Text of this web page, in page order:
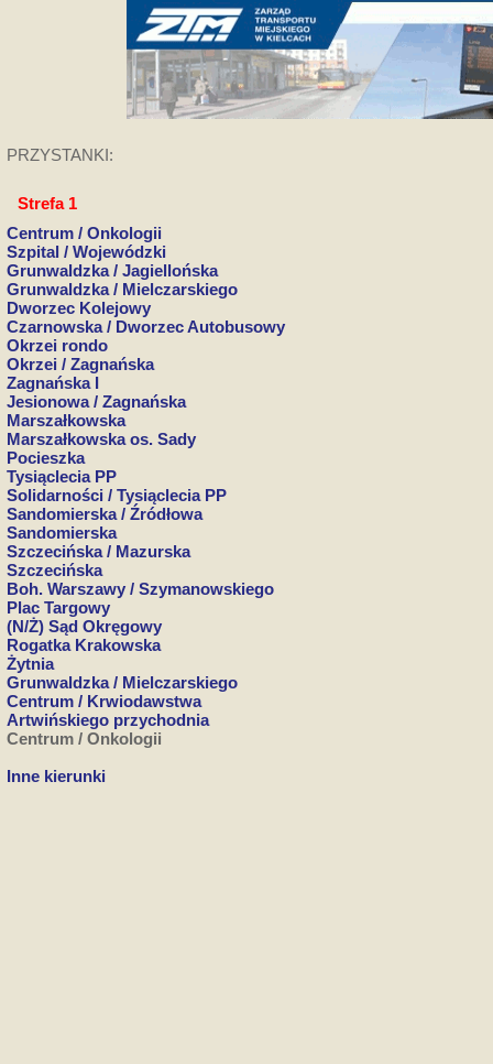
PRZYSTANKI:
Strefa 1
Centrum / Onkologii
Szpital / Wojewódzki
Grunwaldzka / Jagiellońska
Grunwaldzka / Mielczarskiego
Dworzec Kolejowy
Czarnowska / Dworzec Autobusowy
Okrzei rondo
Okrzei / Zagnańska
Zagnańska I
Jesionowa / Zagnańska
Marszałkowska
Marszałkowska os. Sady
Pocieszka
Tysiąclecia PP
Solidarności / Tysiąclecia PP
Sandomierska / Źródłowa
Sandomierska
Szczecińska / Mazurska
Szczecińska
Boh. Warszawy / Szymanowskiego
Plac Targowy
(N/Ż) Sąd Okręgowy
Rogatka Krakowska
Żytnia
Grunwaldzka / Mielczarskiego
Centrum / Krwiodawstwa
Artwińskiego przychodnia
Centrum / Onkologii
Inne kierunki